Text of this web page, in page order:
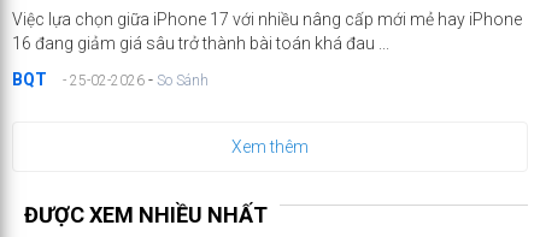
Việc lựa chọn giữa iPhone 17 với nhiều nâng cấp mới mẻ hay iPhone
16 đang giảm giá sâu trở thành bài toán khá đau ...
BQT
- 25-02-2026 - So Sánh
Xem thêm
ĐƯỢC XEM NHIỀU NHẤT